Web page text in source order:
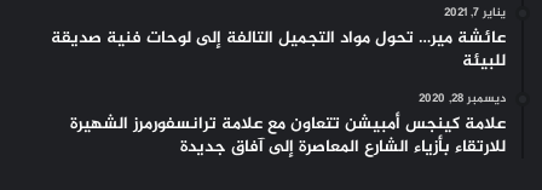
يناير 7, 2021
عائشة مير… تحول مواد التجميل التالفة إلى لوحات فنية صديقة
للبيئة
ديسمبر 28, 2020
علامة كينجس أمبيشن تتعاون مع علامة ترانسفورمرز الشهيرة
للارتقاء بأزياء الشارع المعاصرة إلى آفاق جديدة